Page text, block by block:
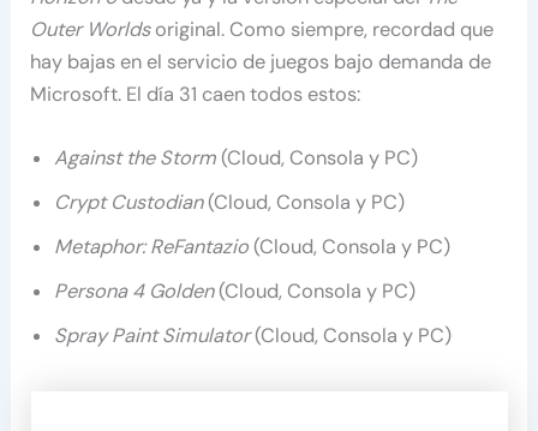
Outer Worldsoriginal. Como siempre, recordad que
hay bajas en el servicio de juegos bajo demanda de
Microsoft. El día 31 caen todos estos:
Against the Storm(Cloud, Consola y PC)
Crypt Custodian(Cloud, Consola y PC)
Metaphor: ReFantazio(Cloud, Consola y PC)
Persona 4 Golden(Cloud, Consola y PC)
Spray Paint Simulator(Cloud, Consola y PC)